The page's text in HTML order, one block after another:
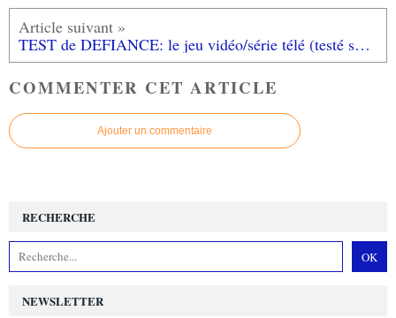
TEST de DEFIANCE: le jeu vidéo/série télé (testé sur XBOX 360)
COMMENTER CET ARTICLE
Ajouter un commentaire
NEWSLETTER
RECHERCHE